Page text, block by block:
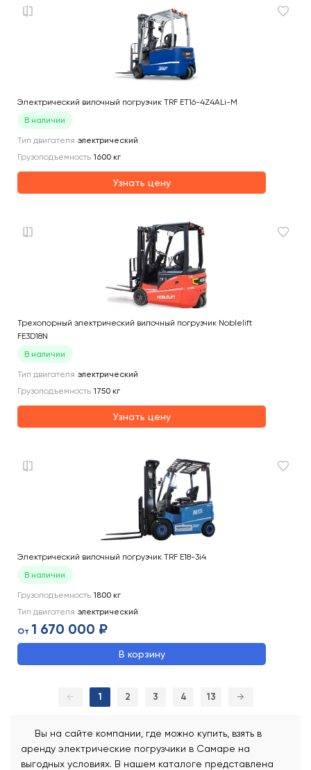
Электрический вилочный погрузчик TRF ET16-4Z4ALi-M
В наличии
Тип двигателя электрический
Грузоподъемность 1600 кг
Узнать цену
Трехопорный электрический вилочный погрузчик Noblelift
FE3D18N
В наличии
Тип двигателя электрический
Грузоподъемность 1750 кг
Узнать цену
Электрический вилочный погрузчик TRF E18-3i4
В наличии
Грузоподъемность 1800 кг
Тип двигателя электрический
От 1 670 000 ₽
В корзину
← 1 2 3 4 13 →
Вы на сайте компании, где можно купить, взять в
аренду электрические погрузчики в Самаре на
выгодных условиях. В нашем каталоге представлена